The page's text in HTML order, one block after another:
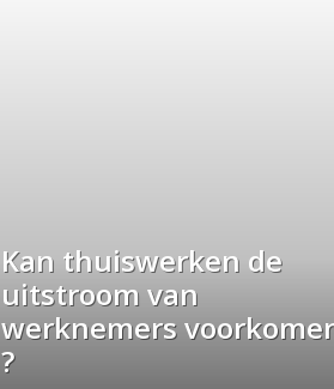
Kan thuiswerken de
uitstroom van
werknemers
?